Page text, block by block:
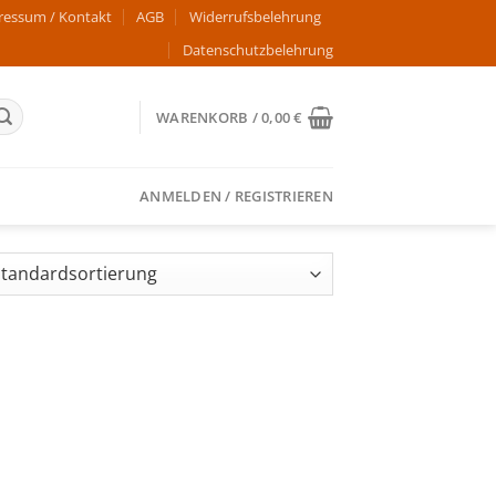
/ Kontakt AGB
Widerrufsbelehrung
Datenschutzbelehrung
WARENKORB /0,00€
ANMELDEN / REGISTRIEREN